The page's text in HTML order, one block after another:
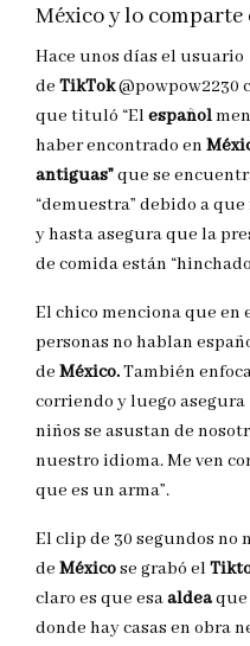
México y lo comparte
Hace unos días el usuario
de TikTok@powpow2230
que tituló “Elespañol
haber encontrado en
antiguas”que se
“demuestra” debido a
y hasta asegura que la
de comida están
El chico menciona que en
personas no hablan
de México.También
corriendo y luego asegura
niños se asustan de
nuestro idioma. Me ven
que es un arma”.
El clip de 30 segundos no
de Méxicose grabó el
claro es que esaaldeaque
donde hay casas en obra